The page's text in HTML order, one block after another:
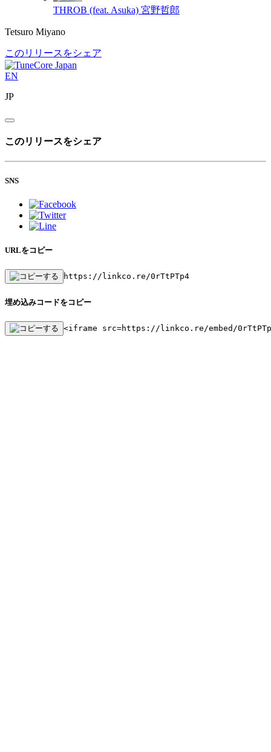
THROB (feat. Asuka) 宮野哲郎
Tetsuro Miyano
このリリースをシェア
EN
JP
このリリースをシェア
SNS
URLをコピー
https://linkco.re/0rTtPTp4
埋め込みコードをコピー
<iframe src=https://linkco.re/embed/